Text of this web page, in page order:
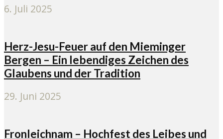
6. Juli 2025
Herz-Jesu-Feuer auf den Mieminger
Bergen – Ein lebendiges Zeichen des
Glaubens und der Tradition
29. Juni 2025
Fronleichnam – Hochfest des Leibes und